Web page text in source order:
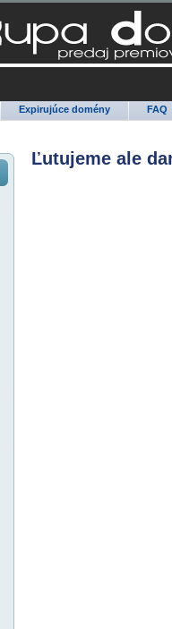
Expirujúce domény FAQ
Ľutujeme ale